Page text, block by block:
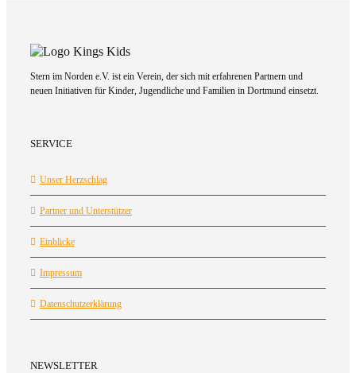
Stern im Norden e.V. ist ein Verein, der sich mit erfahrenen Partnern und
neuen Initiativen für Kinder, Jugendliche und Familien in Dortmund einsetzt.
SERVICE
Unser Herzschlag
Partner und Unterstützer
Einblicke
Impressum
Datenschutzerklärung
NEWSLETTER